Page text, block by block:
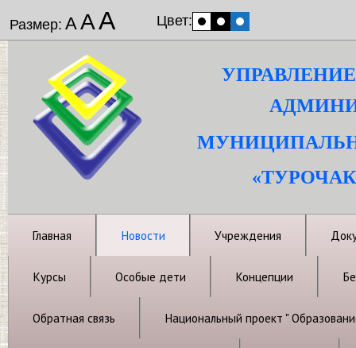
Размер: ААА Цвет:
Главная Новости Учреждения
Курсы Особые дети Концепции
Обратная связь Национальный проект "